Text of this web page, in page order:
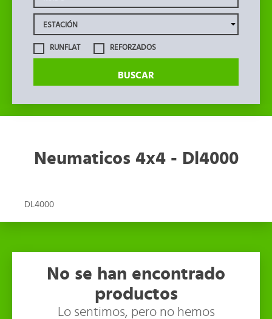
RUNFLAT REFORZADOS
BUSCAR
Neumaticos 4x4 - Dl4000
DL4000
No se han encontrado
productos
Lo sentimos, pero no hemos